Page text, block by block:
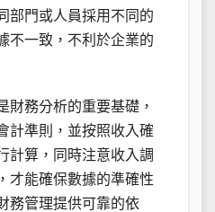
部門或人員採用不同的
不一致，不利於企業的
財務分析的重要基礎，
計準則，並按照收入確
計算，同時注意收入調
才能確保數據的準確性
務管理提供可靠的依